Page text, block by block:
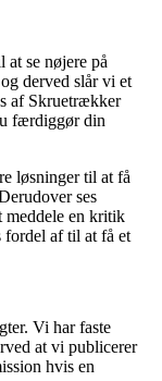
se nøjere på
derved slår vi et
af Skruetrækker
færdiggør din
løsninger til at få
ses
meddele en kritik
fordel af til at få et
Vi har faste
at vi publicerer
hvis en